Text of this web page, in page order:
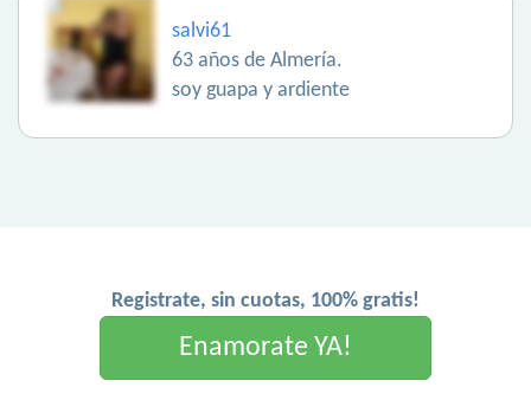
salvi61
63 años de Almería.
soy guapa y ardiente
Registrate, sin cuotas, 100% gratis!
Enamorate YA!